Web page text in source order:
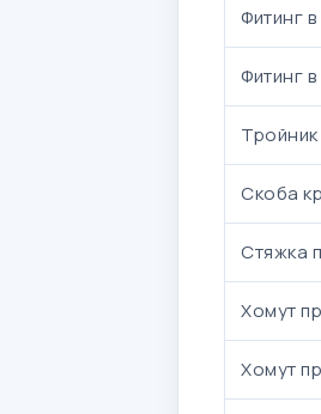
Фитинг
Фитинг
Тройник
Скоба
Стяжка
Хомут
Хомут